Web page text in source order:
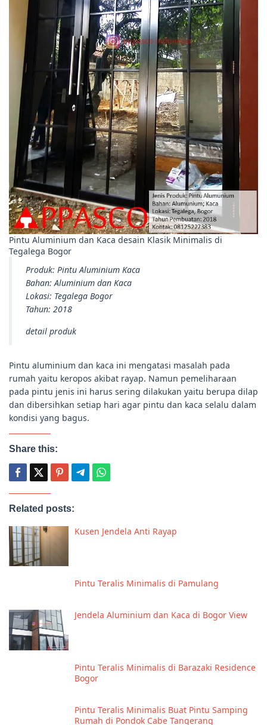
Pintu Aluminium dan Kaca desain Klasik Minimalis di
Tegalega Bogor
Produk: Pintu Aluminium Kaca
Bahan: Aluminium dan Kaca
Lokasi: Tegalega Bogor
Tahun: 2018
detail produk
Pintu aluminium dan kaca ini mengatasi masalah pada
rumah yaitu keropos akibat rayap. Namun pemeliharaan
pada pintu jenis ini harus sering dilakukan yaitu berupa dilap
dan dibersihkan setiap hari agar pintu dan kaca selalu dalam
kondisi yang bagus.
Share this:
Related posts:
Kusen Jendela Anti Rayap
Pintu Teralis Minimalis di Pamulang
Jendela Aluminium dan Kaca di Bogor View
Pintu Teralis Minimalis di Barazaki Residence
Bogor
Pintu Teralis Minimalis Buat Pintu Samping
Rumah di Pondok Cabe Tangerang